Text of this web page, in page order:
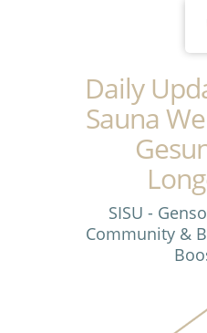
Daily
Sauna
SISU -
Community &